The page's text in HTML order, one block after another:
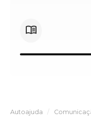
Autoajuda